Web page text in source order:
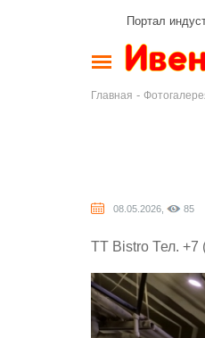
Портал
Главная -
08.05.2026, 85
TT Bistro Тел. +7